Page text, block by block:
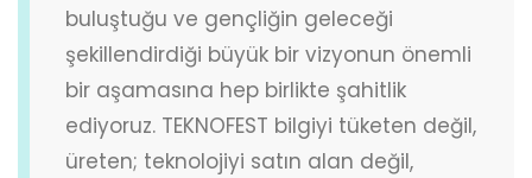
buluştuğu ve gençliğin geleceği
şekillendirdiği büyük bir vizyonun önemli
bir aşamasına hep birlikte şahitlik
ediyoruz. TEKNOFEST bilgiyi tüketen değil,
üreten; teknolojiyi satın alan değil,